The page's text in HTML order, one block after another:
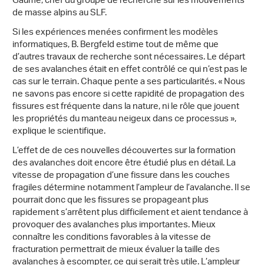
de masse alpins au SLF.
Si les expériences menées confirment les modèles
informatiques, B. Bergfeld estime tout de même que
d’autres travaux de recherche sont nécessaires. Le départ
de ses avalanches était en effet contrôlé ce qui n’est pas le
cas sur le terrain. Chaque pente a ses particularités. « Nous
ne savons pas encore si cette rapidité de propagation des
fissures est fréquente dans la nature, ni le rôle que jouent
les propriétés du manteau neigeux dans ce processus »,
explique le scientifique.
L’effet de de ces nouvelles découvertes sur la formation
des avalanches doit encore être étudié plus en détail. La
vitesse de propagation d’une fissure dans les couches
fragiles détermine notamment l’ampleur de l’avalanche. Il se
pourrait donc que les fissures se propageant plus
rapidement s’arrêtent plus difficilement et aient tendance à
provoquer des avalanches plus importantes. Mieux
connaître les conditions favorables à la vitesse de
fracturation permettrait de mieux évaluer la taille des